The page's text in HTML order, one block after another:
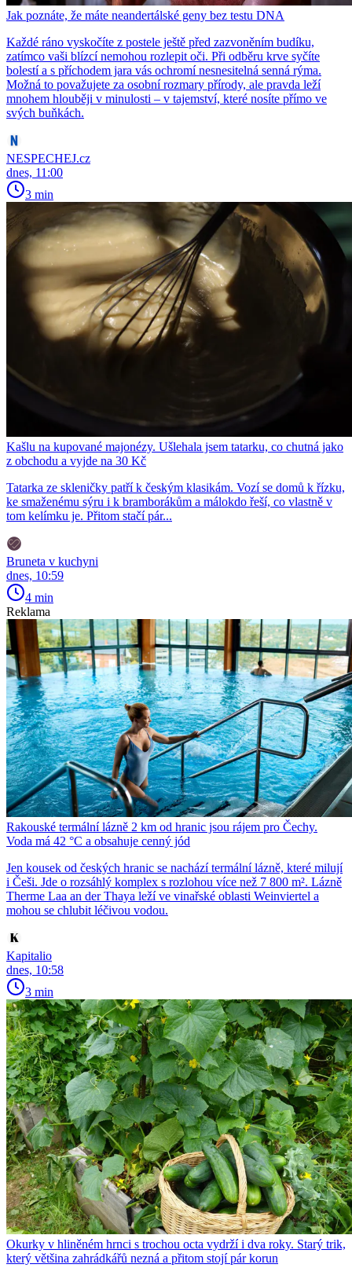
Jak poznáte, že máte neandertálské geny bez testu DNA
Každé ráno vyskočíte z postele ještě před zazvoněním budíku,
zatímco vaši blízcí nemohou rozlepit oči. Při odběru krve syčíte
bolestí a s příchodem jara vás ochromí nesnesitelná senná rýma.
Možná to považujete za osobní rozmary přírody, ale pravda leží
mnohem hlouběji v minulosti – v tajemství, které nosíte přímo ve
svých buňkách.
NESPECHEJ.cz
dnes, 11:00
3 min
Kašlu na kupované majonézy. Ušlehala jsem tatarku, co chutná jako
z obchodu a vyjde na 30 Kč
Tatarka ze skleničky patří k českým klasikám. Vozí se domů k řízku,
ke smaženému sýru i k bramborákům a málokdo řeší, co vlastně v
tom kelímku je. Přitom stačí pár...
Bruneta v kuchyni
dnes, 10:59
4 min
Reklama
Rakouské termální lázně 2 km od hranic jsou rájem pro Čechy.
Voda má 42 °C a obsahuje cenný jód
Jen kousek od českých hranic se nachází termální lázně, které milují
i Češi. Jde o rozsáhlý komplex s rozlohou více než 7 800 m². Lázně
Therme Laa an der Thaya leží ve vinařské oblasti Weinviertel a
mohou se chlubit léčivou vodou.
Kapitalio
dnes, 10:58
3 min
Okurky v hliněném hrnci s trochou octa vydrží i dva roky. Starý trik,
který většina zahrádkářů nezná a přitom stojí pár korun